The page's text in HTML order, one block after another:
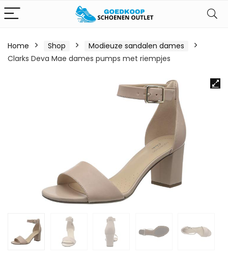
Home Shop
Modieuze sandalen dames
Clarks Deva Mae dames pumps met riempjes